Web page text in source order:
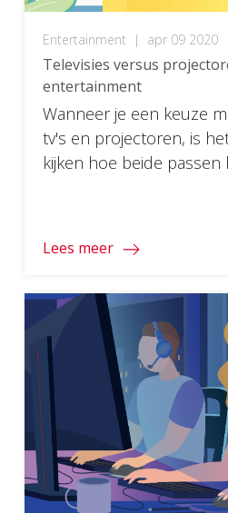
Entertainment | apr 09 2020
Televisies versus
entertainment
Wanneer je een keuze
tv's en projectoren, is
kijken hoe beide passen
Lees meer